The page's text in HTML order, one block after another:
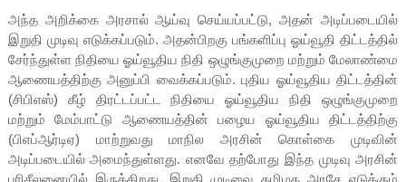
அந்த அறிக்கை அரசால் ஆய்வு செய்யப்பட்டு, அதன் அடிப்படையில்
இறுதி முடிவு எடுக்கப்படும். அதன்பிறகு பங்களிப்பு ஓய்வூதி திட்டத்தில்
சேர்ந்துள்ள நிதியை ஓய்வூதிய நிதி ஒழுங்குமுறை மற்றும் மேலாண்மை
ஆணையத்திற்கு அனுப்பி வைக்கப்படும். புதிய ஓய்வூதிய திட்டத்தின்
(சிபிஎஸ்) கீழ் திரட்டப்பட்ட நிதியை ஓய்வூதிய நிதி ஒழுங்குமுறை
மற்றும் மேம்பாட்டு ஆணையத்தின் பழைய ஓய்வூதிய திட்டத்திற்கு
(பிஎப்ஆர்டிஏ) மாற்றுவது மாநில அரசின் கொள்கை முடிவின்
அடிப்படையில் அமைந்துள்ளது. எனவே தற்போது இந்த முடிவு அரசின்
பரிசீலனையில் இருக்கிறது. இறுதி முடிவை தமிழக அரசே எடுக்கும்